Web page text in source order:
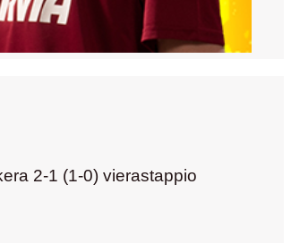
2-1 (1-0) vierastappio